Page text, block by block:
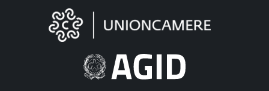
"Fattura
Elettronica"